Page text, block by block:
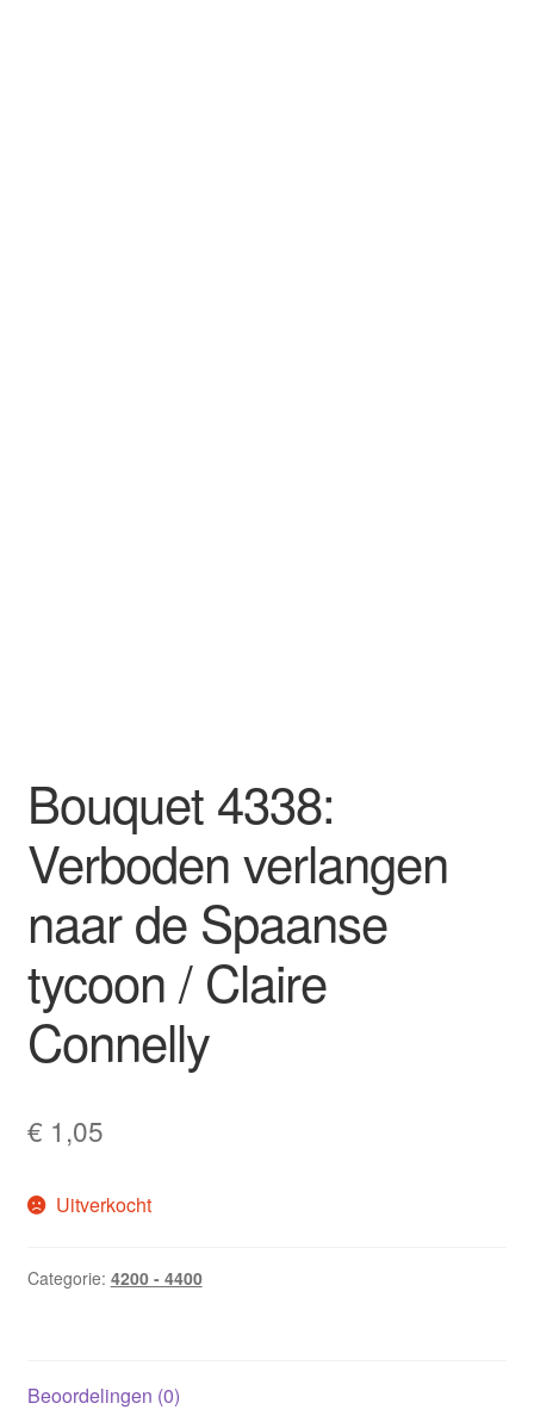
Bouquet 4338:
Verboden verlangen
naar de Spaanse
tycoon / Claire
Connelly
€ 1,05
Uitverkocht
Categorie: 4200 - 4400
Beoordelingen (0)